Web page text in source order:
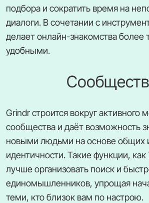
подбора и сократить время на
диалоги. В сочетании с
делает онлайн-знакомства более
удобными.
Grindr строится вокруг активного
сообщества и даёт возможность
новыми людьми на основе общих
идентичности. Такие функции,
лучше организовать поиск и
единомышленников, упрощая
теми, кто близок вам по настрою.